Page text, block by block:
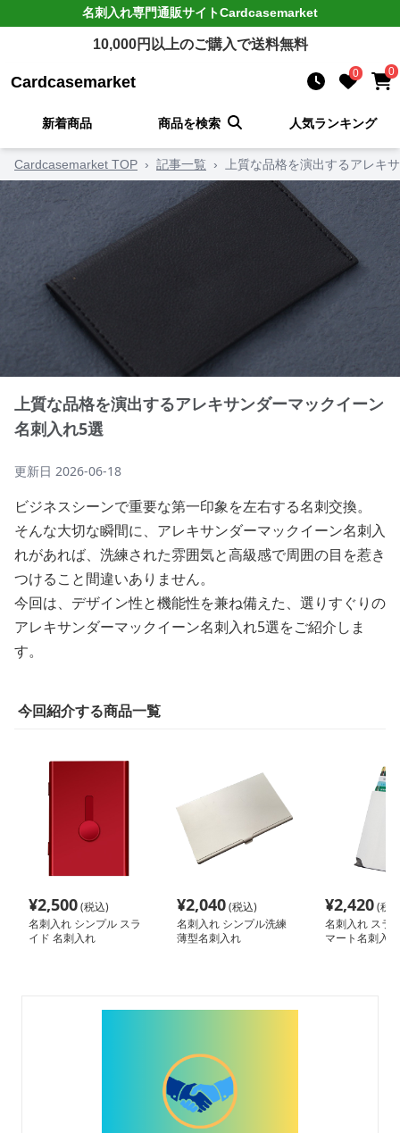
名刺入れ専門通販サイトCardcasemarket
10,000円以上のご購入で送料無料
Cardcasemarket 0 0
新着商品 商品を検索 人気ランキング
Cardcasemarket TOP › 記事一覧 › 上質な品格を演出するアレキ
上質な品格を演出するアレキサンダーマックイーン
名刺入れ5選
更新日 2026-06-18
ビジネスシーンで重要な第一印象を左右する名刺交換。
そんな大切な瞬間に、アレキサンダーマックイーン名刺入
れがあれば、洗練された雰囲気と高級感で周囲の目を惹き
つけること間違いありません。
今回は、デザイン性と機能性を兼ね備えた、選りすぐりの
アレキサンダーマックイーン名刺入れ5選をご紹介しま
す。
今回紹介する商品一覧
¥2,500(税込)
名刺入れ シンプル スラ
イド 名刺入れ
¥2,040(税込)
名刺入れ シンプル洗練
薄型名刺入れ
¥2,420(税
名刺入れ スラ
マート名刺入れ